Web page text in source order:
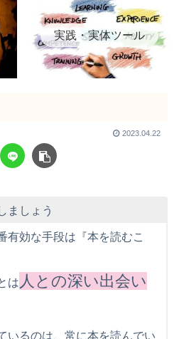
実践・実体ツール
2023.04.22
ましょう
有効な手段は『本を読むこ
は 人との深い出会い
いるのは、常に本を読んでい